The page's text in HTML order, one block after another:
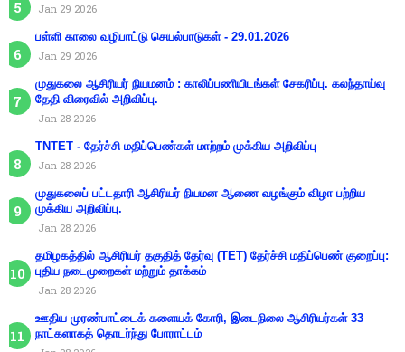
Jan 29 2026
பள்ளி காலை வழிபாட்டு செயல்பாடுகள் - 29.01.2026
Jan 29 2026
முதுகலை ஆசிரியர் நியமனம் : காலிப்பணியிடங்கள் சேகரிப்பு. கலந்தாய்வு
தேதி விரைவில் அறிவிப்பு.
Jan 28 2026
TNTET - தேர்ச்சி மதிப்பெண்கள் மாற்றம் முக்கிய அறிவிப்பு
Jan 28 2026
முதுகலைப் பட்டதாரி ஆசிரியர் நியமன ஆணை வழங்கும் விழா பற்றிய
முக்கிய அறிவிப்பு.
Jan 28 2026
தமிழகத்தில் ஆசிரியர் தகுதித் தேர்வு (TET) தேர்ச்சி மதிப்பெண் குறைப்பு:
புதிய நடைமுறைகள் மற்றும் தாக்கம்
Jan 28 2026
ஊதிய முரண்பாட்டைக் களையக் கோரி, இடைநிலை ஆசிரியர்கள் 33
நாட்களாகத் தொடர்ந்து போராட்டம்